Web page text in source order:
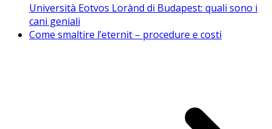
Università Eotvos Lorànd di Budapest: quali sono i
cani geniali
Come smaltire l’eternit – procedure e costi